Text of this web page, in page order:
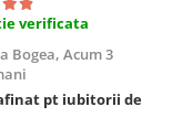
verificata
Bogea, Acum 3
pt iubitorii de